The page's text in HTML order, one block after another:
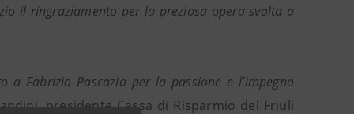
il ringraziamento per la preziosa opera svolta a
Fabrizio Pascazio per la passione e l’impegno
presidente Cassa di Risparmio del Friuli